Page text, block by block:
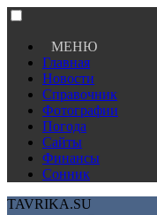
МЕНЮ
Главная
Новости
Справочник
Фотографии
Погода
Сайты
Финансы
Сонник
TAVRIKA.SU